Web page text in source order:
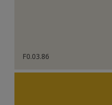
F0.03.86